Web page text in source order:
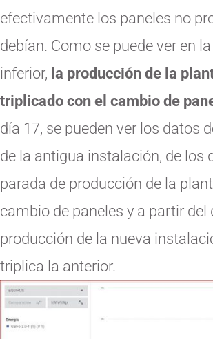
efectivamente los paneles no
debían. Como se puede ver en
inferior, la producción de la
triplicado con el cambio de
día 17, se pueden ver los datos
de la antigua instalación, de los
parada de producción de la
cambio de paneles y a partir del
producción de la nueva
triplica la anterior.